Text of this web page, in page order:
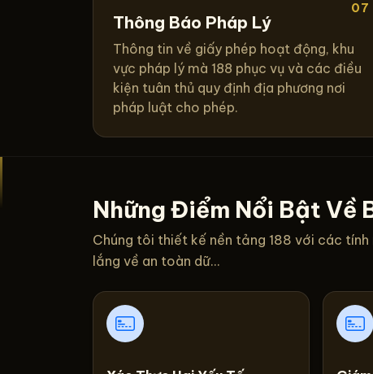
07
Thông Báo Pháp Lý
Thông tin về giấy phép hoạt động, khu
vực pháp lý mà 188 phục vụ và các điều
kiện tuân thủ quy định địa phương nơi
pháp luật cho phép.
Những Điểm Nổi Bật Về
Chúng tôi thiết kế nền tảng 188 với các
lắng về an toàn dữ...